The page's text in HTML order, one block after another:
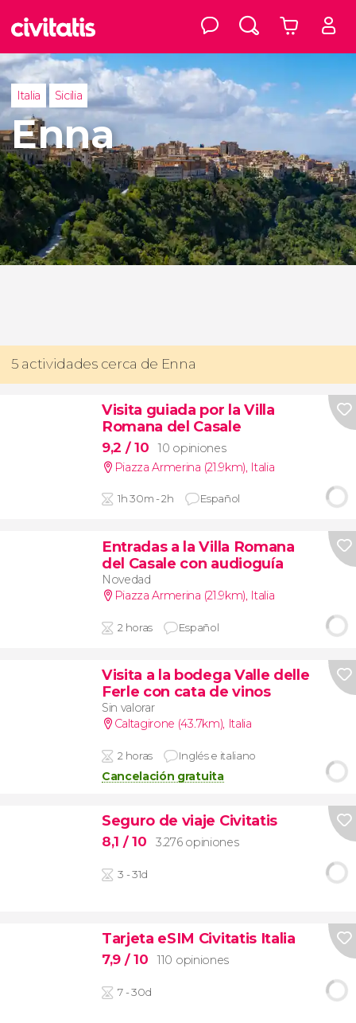
Italia Sicilia
Enna
5 actividades cerca de Enna
Visita guiada por la Villa
Romana del Casale
9,2 / 10
10 opiniones
Piazza Armerina (21.9km) Italia
1h 30m - 2h Español
Entradas a la Villa Romana
del Casale con audioguía
Novedad
Piazza Armerina (21.9km), Italia
2 horas Español
Visita a la bodega Valle delle
Ferle con cata de vinos
Sin valorar
Caltagirone (43.7km), Italia
2 horas Inglés e italiano
Cancelación gratuita
Seguro de viaje Civitatis
8,1 / 10 3.276 opiniones
3 - 31d
Tarjeta eSIM Civitatis Italia
7,9 / 10 110 opiniones
7 - 30d